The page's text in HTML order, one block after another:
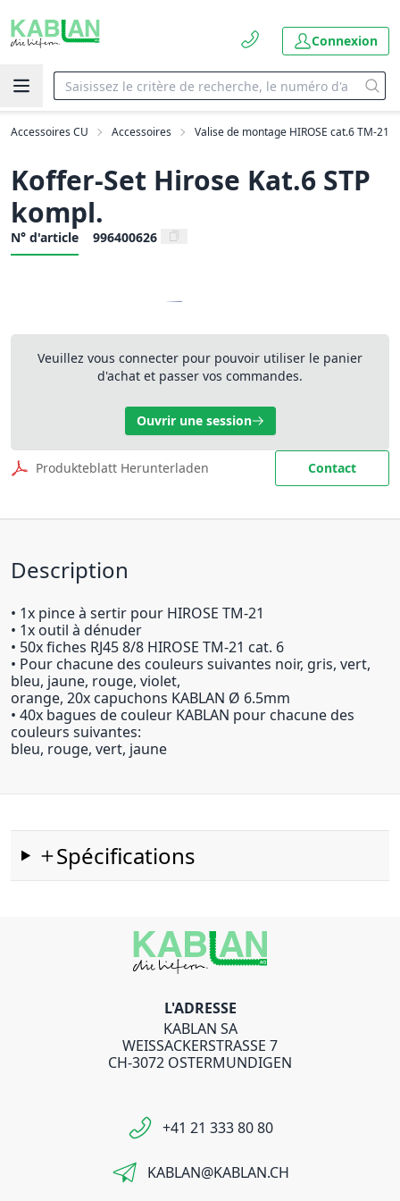
Connexion
Accessoires CU Accessoires Valise de montage HIROSE cat.6 TM-21
Koffer-Set Hirose Kat.6 STP
kompl.
N° d'article 996400626
Veuillez vous connecter pour pouvoir utiliser le panier
d'achat et passer vos commandes.
Ouvrir une session
Produkteblatt Herunterladen Contact
Description
• 1x pince à sertir pour HIROSE TM-21
• 1x outil à dénuder
• 50x fiches RJ45 8/8 HIROSE TM-21 cat. 6
• Pour chacune des couleurs suivantes noir, gris, vert,
bleu, jaune, rouge, violet,
orange, 20x capuchons KABLAN Ø 6.5mm
• 40x bagues de couleur KABLAN pour chacune des
couleurs suivantes:
bleu, rouge, vert, jaune
Spécifications
L'ADRESSE
KABLAN SA
WEISSACKERSTRASSE 7
CH-3072 OSTERMUNDIGEN
+41 21 333 80 80
KABLAN@KABLAN.CH